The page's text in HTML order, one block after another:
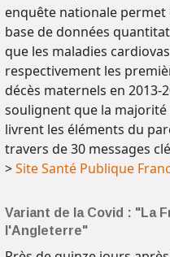
enquête nationale
base de données
que les maladies
respectivement les
décès maternels en
soulignent que la
livrent les éléments du
travers de 30 messages
>Site Santé Publique
Variant de la Covid : "La
l'Angleterre"